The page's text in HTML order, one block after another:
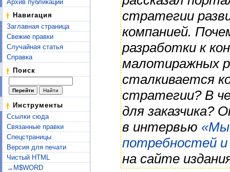
Архив публикаций
Навигация
Заглавная страница
Свежие правки
Случайная статья
Справка
Поиск
Инструменты
Ссылки сюда
Связанные правки
Спецстраницы
Версия для печати
Чистый HTML
→M$WORD
стратегии
компанией.
разработки к
малотиражных
сталкивается
стратегии? В
для
в интервью «Мы
потребностей
на сайте